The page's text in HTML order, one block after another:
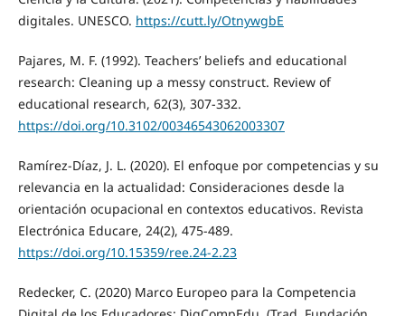
digitales. UNESCO. https://cutt.ly/OtnywgbE
Pajares, M. F. (1992). Teachers’ beliefs and educational
research: Cleaning up a messy construct. Review of
educational research, 62(3), 307-332.
https://doi.org/10.3102/00346543062003307
Ramírez-Díaz, J. L. (2020). El enfoque por competencias y su
relevancia en la actualidad: Consideraciones desde la
orientación ocupacional en contextos educativos. Revista
Electrónica Educare, 24(2), 475-489.
https://doi.org/10.15359/ree.24-2.23
Redecker, C. (2020) Marco Europeo para la Competencia